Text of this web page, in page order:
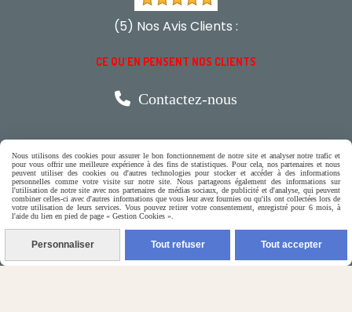
(5) Nos Avis Clients :
CE QU'EN PENSENT NOS CLIENTS
 Contactez-nous
N'hésitez pas à contacter Monique
par téléphone
0618321265
ou par message
Nous utilisons des cookies pour assurer le bon fonctionnement de notre site et analyser notre trafic et
pour vous offrir une meilleure expérience à des fins de statistiques. Pour cela, nos partenaires et nous
peuvent utiliser des cookies ou d'autres technologies pour stocker et accéder à des informations
personnelles comme votre visite sur notre site. Nous partageons également des informations sur
l'utilisation de notre site avec nos partenaires de médias sociaux, de publicité et d'analyse, qui peuvent
combiner celles-ci avec d'autres informations que vous leur avez fournies ou qu'ils ont collectées lors de
votre utilisation de leurs services. Vous pouvez retirer votre consentement, enregistré pour 6 mois, à
l'aide du lien en pied de page « Gestion Cookies ».
Personnaliser Tout refuser Tout accepter